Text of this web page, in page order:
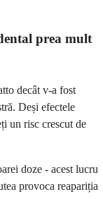
prea mult
decât v-a fost
Deși efectele
un risc crescut de
doze - acest lucru
provoca reapariția